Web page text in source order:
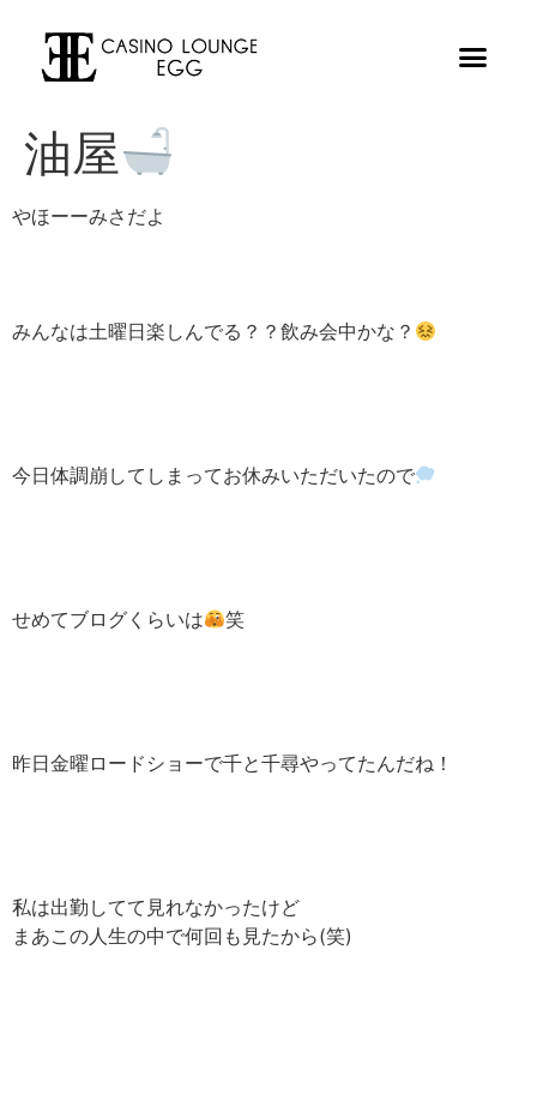
油屋
やほーーみさだよ
みんなは土曜日楽しんでる？？飲み会中かな？
今日体調崩してしまってお休みいただいたので
せめてブログくらいは 笑
昨日金曜ロードショーで千と千尋やってたんだね！
私は出勤してて見れなかったけど
まあこの人生の中で何回も見たから(笑)